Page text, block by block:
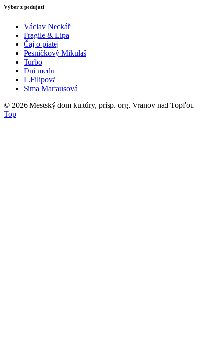
Výber z podujatí
Václav Neckář
Fragile & Lipa
Čaj o piatej
Pesničkový Mikuláš
Turbo
Dni medu
L.Filipová
Sima Martausová
© 2026 Mestský dom kultúry, prísp. org. Vranov nad Topľou
Top